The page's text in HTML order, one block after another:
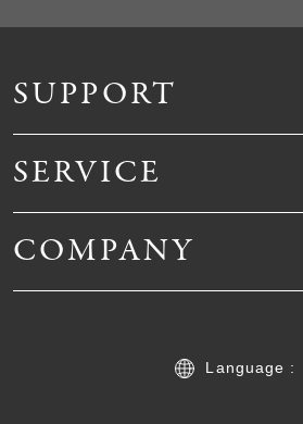
SUPPORT
SERVICE
COMPANY
Language :